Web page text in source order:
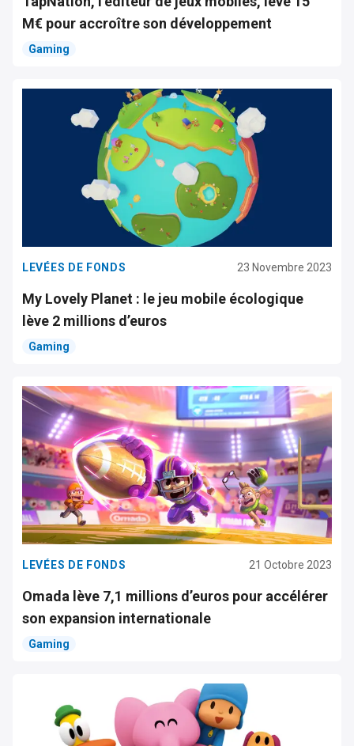
M€ pour accroître son développement
Gaming
LEVÉES DE FONDS 23 Novembre 2023
My Lovely Planet : le jeu mobile écologique
lève 2 millions d’euros
Gaming
LEVÉES DE FONDS 21 Octobre 2023
Omada lève 7,1 millions d’euros pour accélérer
son expansion internationale
Gaming